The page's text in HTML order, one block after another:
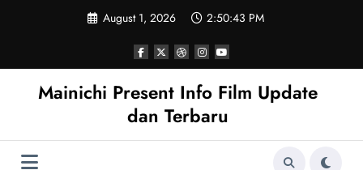
August 1, 2026 2:50:43 PM
Mainichi Present Info Film Update
dan Terbaru